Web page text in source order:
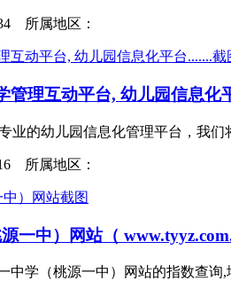
所属地区：
理互动平台, 幼儿园信息化
业的幼儿园信息化管理平台，我
所属地区：
一中）网站（
中学（桃源一中）网站的指数查